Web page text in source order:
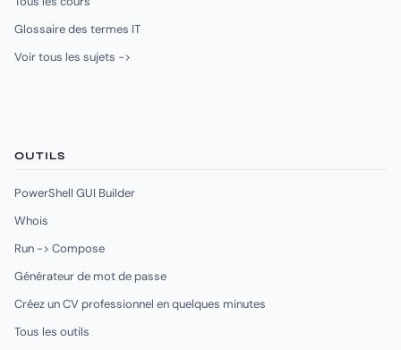
Glossaire des termes IT
Voir tous les sujets ->
OUTILS
PowerShell GUI Builder
Whois
Run -> Compose
Générateur de mot de passe
Créez un CV professionnel en quelques minutes
Tous les outils